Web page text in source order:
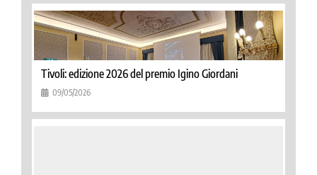
Tivoli: edizione 2026 del premio Igino Giordani
09/05/2026